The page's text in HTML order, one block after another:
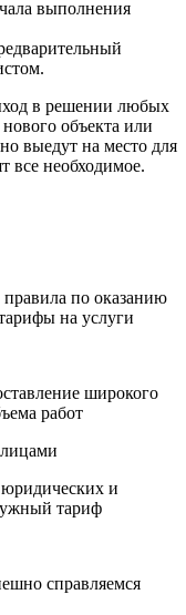
выполнения
в решении любых
нового объекта или
выедут на место для
все необходимое.
по оказанию
на услуги
широкого
работ
и
тариф
справляемся